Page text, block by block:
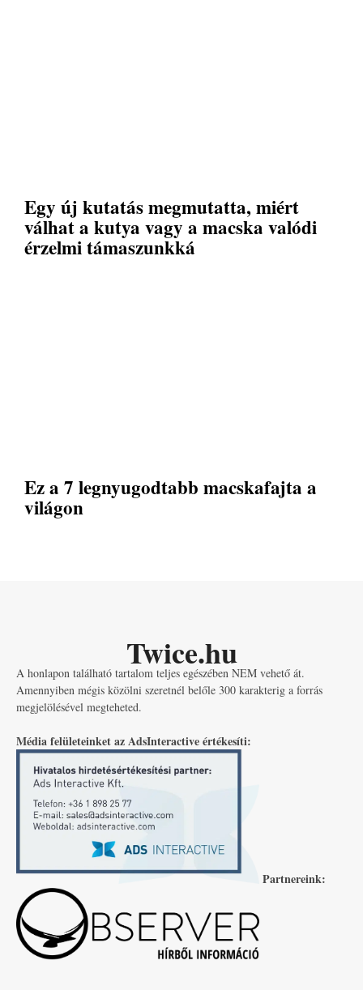
Egy új kutatás megmutatta, miért
válhat a kutya vagy a macska valódi
érzelmi támaszunkká
Ez a 7 legnyugodtabb macskafajta a
világon
Twice.hu
A honlapon található tartalom teljes egészében NEM vehető át.
Amennyiben mégis közölni szeretnél belőle 300 karakterig a forrás
megjelölésével megteheted.
Média felületeinket az AdsInteractive értékesíti:
Partnereink: